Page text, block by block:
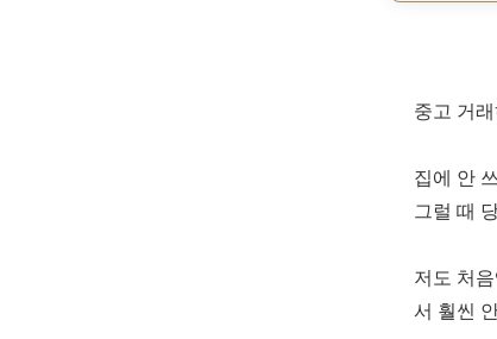
중고 거
집에 안
그럴 때
저도 처
서 훨씬